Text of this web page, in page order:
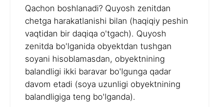
Qachon boshlanadi? Quyosh zenitdan
chetga harakatlanishi bilan (haqiqiy peshin
vaqtidan bir daqiqa o'tgach). Quyosh
zenitda bo'lganida obyektdan tushgan
soyani hisoblamasdan, obyektnining
balandligi ikki baravar bo'lgunga qadar
davom etadi (soya uzunligi obyektnining
balandligiga teng bo'lganda).